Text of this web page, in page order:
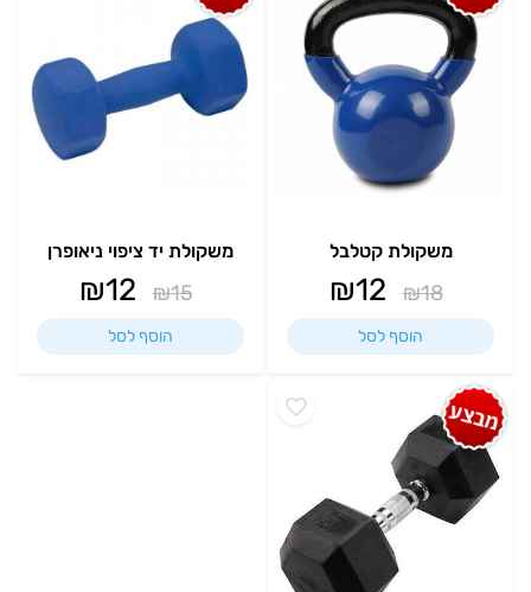
משקולת קטלבל
₪18
₪12
הוסף לסל
משקולת יד ציפוי ניאופרן
₪15
₪12
הוסף לסל